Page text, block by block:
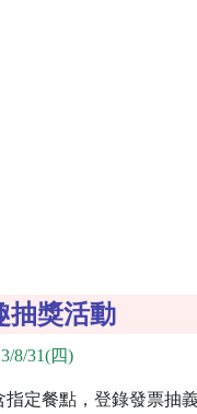
抽獎活動
8/31(四)
定餐點，登錄發票抽